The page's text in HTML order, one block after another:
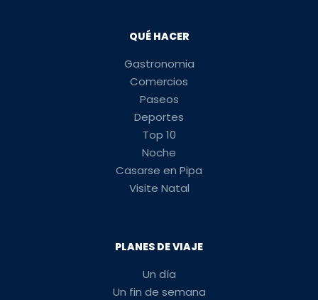
QUÉ HACER
Gastronomia
Comercios
Paseos
Deportes
Top 10
Noche
Casarse en Pipa
Visite Natal
PLANES DE VIAJE
Un día
Un fin de semana